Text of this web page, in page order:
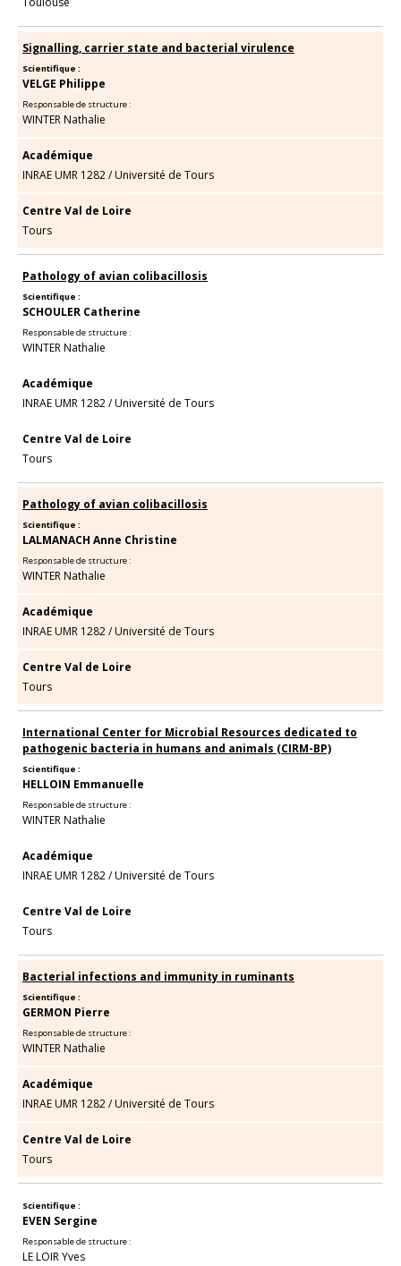
Signalling, carrier state and bacterial virulence
Scientifique :
VELGE Philippe
Responsable de structure :
WINTER Nathalie
Académique
INRAE UMR 1282/Université de Tours
Centre Val de Loire
Tours
Pathology of avian colibacillosis
Scientifique :
SCHOULER Catherine
Responsable de structure :
WINTER Nathalie
Académique
INRAE UMR 1282/Université de Tours
Centre Val de Loire
Tours
Pathology of avian colibacillosis
Scientifique :
LALMANACH Anne Christine
Responsable de structure :
WINTER Nathalie
Académique
INRAE UMR 1282/Université de Tours
Centre Val de Loire
Tours
International Center for Microbial Resources dedicated to
pathogenic bacteria in humans and animals (CIRM-BP)
Scientifique :
HELLOIN Emmanuelle
Responsable de structure :
WINTER Nathalie
Académique
INRAE UMR 1282/Université de Tours
Centre Val de Loire
Tours
Bacterial infections and immunity in ruminants
Scientifique :
GERMON Pierre
Responsable de structure :
WINTER Nathalie
Académique
INRAE UMR 1282/Université de Tours
Centre Val de Loire
Tours
Scientifique :
EVEN Sergine
Responsable de structure :
LE LOIR Yves